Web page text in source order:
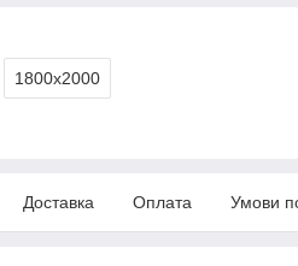
1800х2000
Доставка Оплата Умови